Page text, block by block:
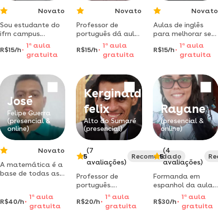
Novato
Sou estudante do
ifrn campus
mossoró e estou
disposto a dar
aula de física para
R$15/h
1 a aula
gratuita
Novato
Professor de
português dá aula
para concurso
público. conquiste
já sua vaga!
R$15/h
1 a aula
gratuita
Novato
Aulas de inglês
para melhorar seu
vocabulário e a
sua conversação
R$15/h
1 aaula
gratuita
José
Felipe Guerra
(presencial &
online)
Novato
A matemática é a
base de todas as
juntos?
R$40/h
1 aaula
gratuita
Kerginaldo
felix
Alto do Sumaré
(presencial)
5
(7
avaliações)
Recomendado
Professor de
português.
formado pela
universidade do
estado do rio
R$20/h
1 a aula
gratuita
Rayane
(presencial &
online)
5
(4
avaliações)
Formanda em
espanhol da aula
a niveis iniciais
com metodologia
personalizada e
R$30/h
1 aaula
gratuita